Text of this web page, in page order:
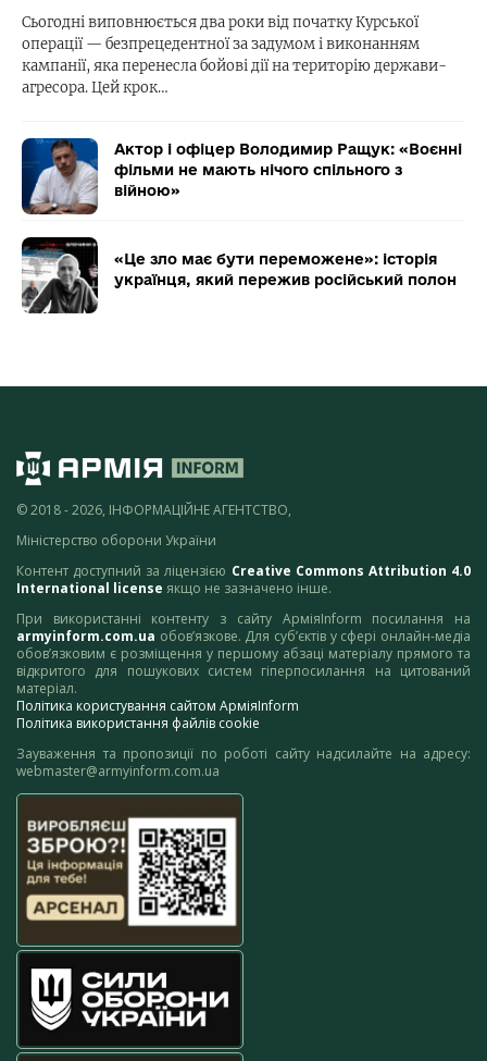
Сьогодні виповнюється два роки від початку Курської
операції — безпрецедентної за задумом і виконанням
кампанії, яка перенесла бойові дії на територію держави-
агресора. Цей крок…
Актор і офіцер Володимир Ращук: «Воєнні
фільми не мають нічого спільного з
війною»
«Це зло має бути переможене»: історія
українця, який пережив російський полон
© 2018 - 2026, ІНФОРМАЦІЙНЕ АГЕНТСТВО,
Міністерство оборони України
Контент доступний за ліцензією Creative Commons Attribution 4.0
International license якщо не зазначено інше.
При використанні контенту з сайту АрміяInform посилання на
armyinform.com.ua обов’язкове. Для суб’єктів у сфері онлайн-медіа
обов’язковим є розміщення у першому абзаці матеріалу прямого та
відкритого для пошукових систем гіперпосилання на цитований
матеріал.
Політика користування сайтом АрміяInform
Політика використання файлів cookie
Зауваження та пропозиції по роботі сайту надсилайте на адресу:
webmaster@armyinform.com.ua